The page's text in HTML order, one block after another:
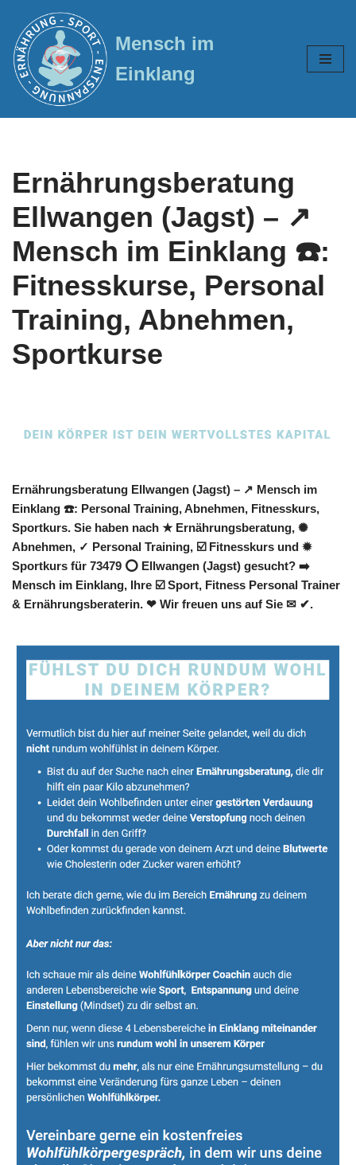
Zum
Inhalt
springen
Mensch im
Einklang
Ernährungsberatung
Ellwangen (Jagst) – ↗️
Mensch im Einklang ☎️:
Fitnesskurse, Personal
Training, Abnehmen,
Sportkurse
Ernährungsberatung Ellwangen (Jagst) – ↗️ Mensch im
Einklang ☎️: Personal Training, Abnehmen, Fitnesskurs,
Sportkurs. Sie haben nach ★ Ernährungsberatung, ✺
Abnehmen, ✓ Personal Training, ☑️ Fitnesskurs und ✹
Sportkurs für 73479 ⭕ Ellwangen (Jagst) gesucht? ➡️
Mensch im Einklang, Ihre ☑️ Sport, Fitness Personal Trainer
& Ernährungsberaterin. ❤ Wir freuen uns auf Sie ✉ ✔.